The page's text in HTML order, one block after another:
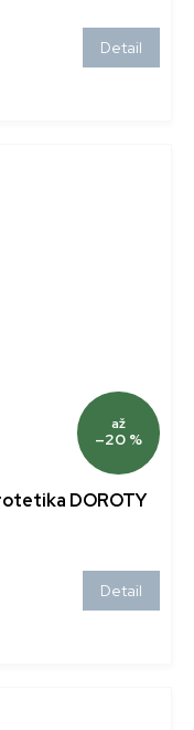
Detail
až
–20 %
DOROTY
Detail